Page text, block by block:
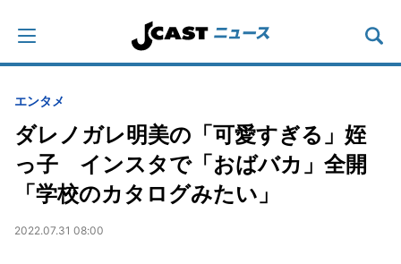
エンタメ
ダレノガレ明美の「可愛すぎる」姪
っ子 インスタで「おばバカ」全開
「学校のカタログみたい」
2022.07.31 08:00